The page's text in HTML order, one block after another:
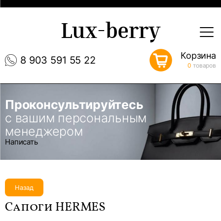
8 903 591 55 22
Lux-berry
Корзина
0 товаров
Проконсультируйтесь
с вашим персональным
менеджером
Написать
Назад
Сапоги HERMES